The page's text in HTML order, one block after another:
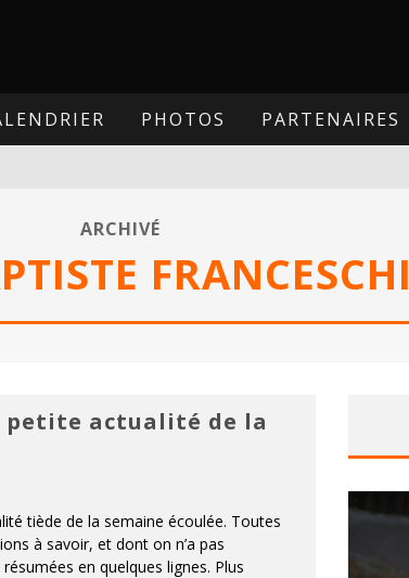
PHOTOS PARTENAIRES
ARCHIVÉ
FRANCESCHI
petite actualité de la
tiède de la semaine écoulée. Toutes
à savoir, et dont on n’a pas
en quelques lignes. Plus